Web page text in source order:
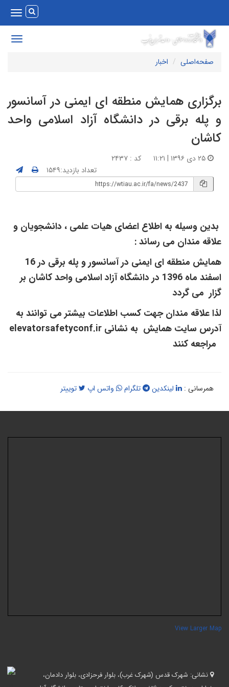
Toggle
Toggle
صفحه‌اصلی
اخبار
همایش منطقه ای ایمنی در آسانسور
پله برقی در دانشگاه آزاد اسلامی واحد
کد : ۲۴۳۷
تعداد بازدید:۱۵۴۹
وسیله به اطلاع اعضای هیات علمی ، دانشجویان و
مندان می رساند :
همایش منطقه ای ایمنی در آسانسور و پله برقی در 16
اسفند ماه 1396 در دانشگاه آزاد اسلامی واحد کاشان بر
می گردد
علاقه مندان جهت کسب اطلاعات بیشتر می توانند به
سایت همایش به نشانیelevatorsafetyconf.ir
کنند
همرسانی : لینکدین تلگرام واتس اپ توییتر
View Larger
نشانی:شهرک قدس (شهرک غرب)، بلوار فرحزادی، بلوار دادمان،